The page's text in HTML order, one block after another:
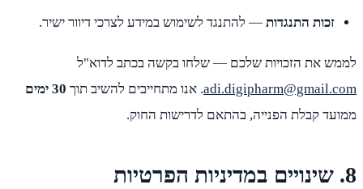
זכות התנגדות — להתנגד לשימוש במידע לצרכי דיוור ישיר.
לממש את הזכויות שלכם — שלחו בקשה בכתב לדוא"ל
adi.digipharm@gmail.com. אנו מתחייבים להשיב תוך 30 ימים
ממועד קבלת הפנייה, בהתאם לדרישות החוק.
8. שינויים במדיניות הפרטיות